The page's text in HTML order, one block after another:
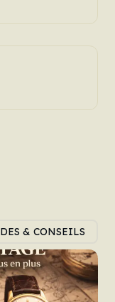
& CONSEILS